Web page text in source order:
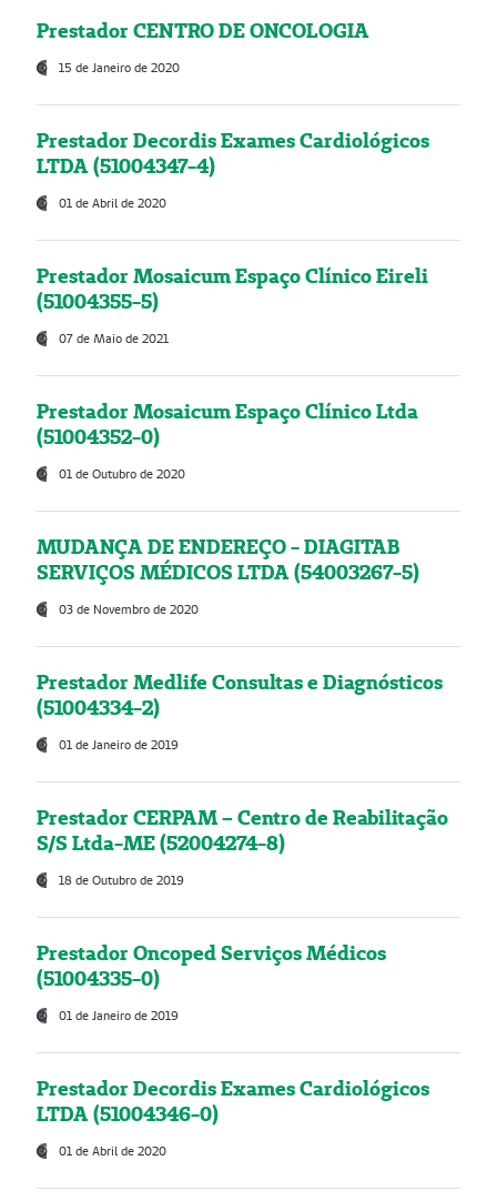
Prestador CENTRO DE ONCOLOGIA
15 de Janeiro de 2020
Prestador Decordis Exames Cardiológicos
LTDA (51004347-4)
01 de Abril de 2020
Prestador Mosaicum Espaço Clínico Eireli
(51004355-5)
07 de Maio de 2021
Prestador Mosaicum Espaço Clínico Ltda
(51004352-0)
01 de Outubro de 2020
MUDANÇA DE ENDEREÇO - DIAGITAB
SERVIÇOS MÉDICOS LTDA (54003267-5)
03 de Novembro de 2020
Prestador Medlife Consultas e Diagnósticos
(51004334-2)
01 de Janeiro de 2019
Prestador CERPAM – Centro de Reabilitação
S/S Ltda-ME (52004274-8)
18 de Outubro de 2019
Prestador Oncoped Serviços Médicos
(51004335-0)
01 de Janeiro de 2019
Prestador Decordis Exames Cardiológicos
LTDA (51004346-0)
01 de Abril de 2020